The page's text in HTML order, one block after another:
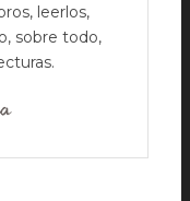
leerlos,
sobre todo,